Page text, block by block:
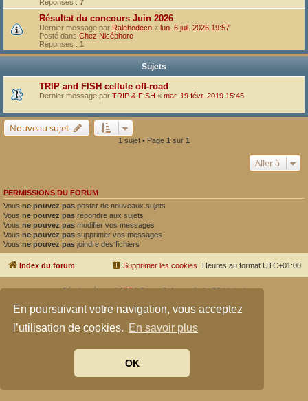
En poursuivant votre navigation, vous acceptez
l’utilisation de cookies. En savoir plus
OK
Réponses : 7
Résultat du concours Juin 2026
Dernier message par Ralebodeco « lun. 6 juil. 2026 19:57
Posté dans Chez Nicéphore
Réponses : 1
Sujets
TRIP and FISH cellule off-road
Dernier message par TRIP & FISH « mar. 19 févr. 2019 15:45
Nouveau sujet
1 sujet • Page 1 sur 1
Aller à
PERMISSIONS DU FORUM
Vous ne pouvez pas poster de nouveaux sujets
Vous ne pouvez pas répondre aux sujets
Vous ne pouvez pas modifier vos messages
Vous ne pouvez pas supprimer vos messages
Vous ne pouvez pas joindre des fichiers
Index du forum Heures au format UTC+01:00
Supprimer les cookies
Développé parphpBB® Forum Software © phpBB Limited
Confidentialité| Conditions